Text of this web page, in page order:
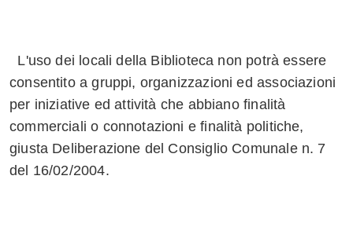
L'uso dei locali della Biblioteca non potrà essere
consentito a gruppi, organizzazioni ed associazioni
per iniziative ed attività che abbiano finalità
commerciali o connotazioni e finalità politiche,
giusta Deliberazione del Consiglio Comunale n. 7
del 16/02/2004.